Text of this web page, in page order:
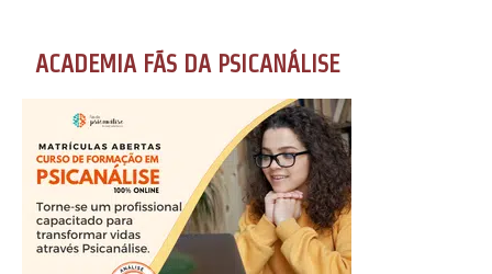
ACADEMIA FÃS DA PSICANÁLISE